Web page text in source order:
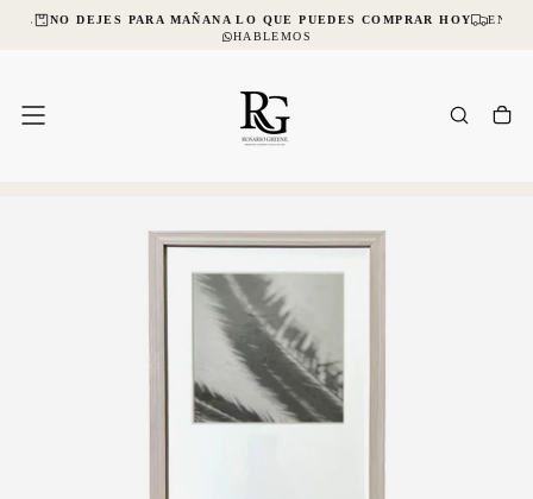
SALTAR
NO DEJES PARA MAÑANA LO QUE PUEDES COMPRAR HOY
HABLEMOS